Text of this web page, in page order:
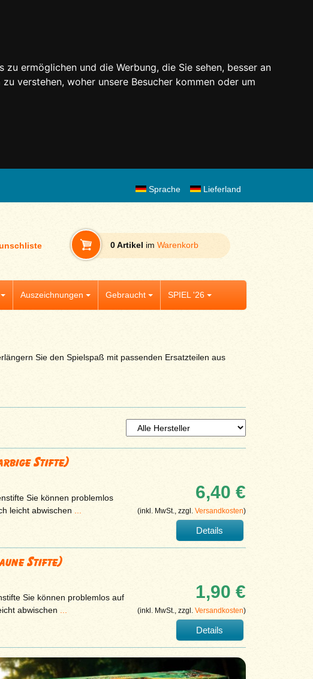
ermöglichen und die Werbung, die Sie sehen, besser an
verstehen, woher unsere Besucher kommen oder um
Lieferland
Sprache
0 Artikel im Warenkorb
Auszeichnungen Gebraucht SPIEL '26
Sie den Spielspaß mit passenden Ersatzteilen aus
Stifte)
Sie können problemlos
leicht abwischen
6,40 €
(inkl. MwSt., zzgl. Versandkosten)
Details
Stifte)
Sie können problemlos auf
abwischen
1,90 €
(inkl. MwSt., zzgl. Versandkosten)
Details